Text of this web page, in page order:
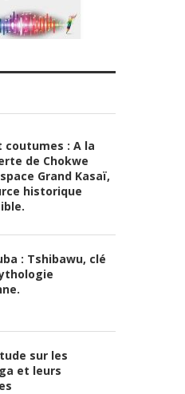
coutumes : A la
de Chokwe
Grand Kasaï,
historique
: Tshibawu, clé
sur les
et leurs